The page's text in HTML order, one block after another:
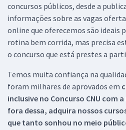
concursos públicos, desde a
informações sobre as vagas
online que oferecemos são ideais
rotina bem corrida, mas precisa
o concurso que está prestes a
Temos muita confiança na
foram milhares de aprovados em
inclusive no Concurso CNU com a
fora dessa, adquira nossos
que tanto sonhou no meio